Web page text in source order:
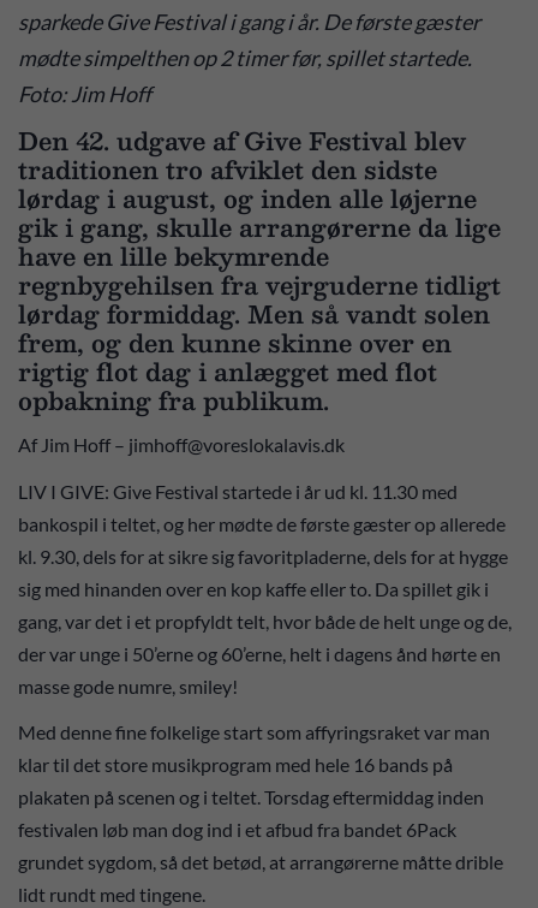
sparkede Give Festival i gang i år. De første gæster
mødte simpelthen op 2 timer før, spillet startede.
Foto: Jim Hoff
Den 42. udgave af Give Festival blev
traditionen tro afviklet den sidste
lørdag i august, og inden alle løjerne
gik i gang, skulle arrangørerne da lige
have en lille bekymrende
regnbygehilsen fra vejrguderne tidligt
lørdag formiddag. Men så vandt solen
frem, og den kunne skinne over en
rigtig flot dag i anlægget med flot
opbakning fra publikum.
Af Jim Hoff – jimhoff@voreslokalavis.dk
LIV I GIVE: Give Festival startede i år ud kl. 11.30 med
bankospil i teltet, og her mødte de første gæster op allerede
kl. 9.30, dels for at sikre sig favoritpladerne, dels for at hygge
sig med hinanden over en kop kaffe eller to. Da spillet gik i
gang, var det i et propfyldt telt, hvor både de helt unge og de,
der var unge i 50’erne og 60’erne, helt i dagens ånd hørte en
masse gode numre, smiley!
Med denne fine folkelige start som affyringsraket var man
klar til det store musikprogram med hele 16 bands på
plakaten på scenen og i teltet. Torsdag eftermiddag inden
festivalen løb man dog ind i et afbud fra bandet 6Pack
grundet sygdom, så det betød, at arrangørerne måtte drible
lidt rundt med tingene.